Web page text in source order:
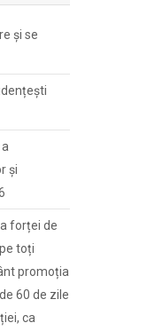
și se
și
forței de
toți
promoția
60 de zile
ca